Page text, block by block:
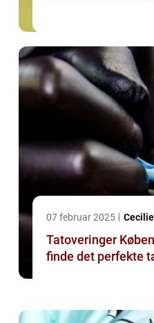
07 februar 2025
Tatoveringer
finde det perfekte